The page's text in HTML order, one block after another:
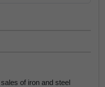
of iron and steel